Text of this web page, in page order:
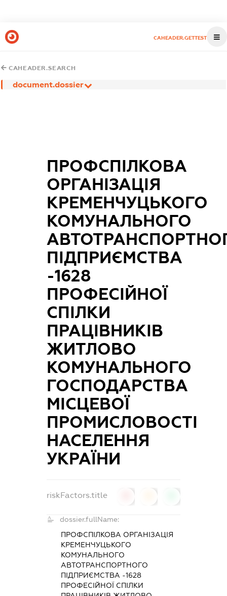
CAHEADER.GETTEST
CAHEADER.SEARCH
document.dossier
ПРОФСПІЛКОВА
ОРГАНІЗАЦІЯ
КРЕМЕНЧУЦЬКОГО
КОМУНАЛЬНОГО
ПІДПРИЄМСТВА
-1628
ПРОФЕСІЙНОЇ
СПІЛКИ
ПРАЦІВНИКІВ
ЖИТЛОВО
КОМУНАЛЬНОГО
ГОСПОДАРСТВА
МІСЦЕВОЇ
ПРОМИСЛОВОСТІ
НАСЕЛЕННЯ
УКРАЇНИ
riskFactors.title
dossier.fullName:
ПРОФСПІЛКОВА ОРГАНІЗАЦІЯ
КРЕМЕНЧУЦЬКОГО
КОМУНАЛЬНОГО
АВТОТРАНСПОРТНОГО
ПІДПРИЄМСТВА -1628
ПРОФЕСІЙНОЇ СПІЛКИ